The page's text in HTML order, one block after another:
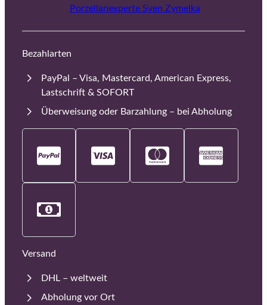
Porzellanexperte Sven Zymelka
Bezahlarten
PayPal – Visa, Mastercard, American Express,
Lastschrift & SOFORT
Überweisung oder Barzahlung – bei Abholung
Versand
DHL – weltweit
Abholung vor Ort